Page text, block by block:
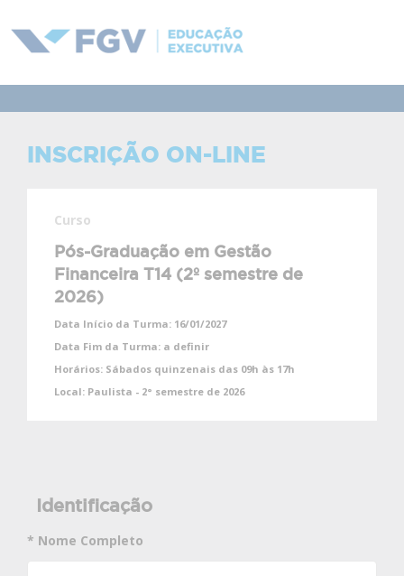
INSCRIÇÃO ON-LINE
Curso
Pós-Graduação em Gestão
Financeira T14 (2º semestre de
2026)
Data Início da Turma: 16/01/2027
Data Fim da Turma: a definir
Horários: Sábados quinzenais das 09h às 17h
Local: Paulista - 2° semestre de 2026
Identificação
* Nome Completo